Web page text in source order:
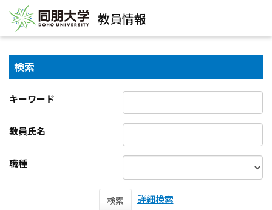
教員情報
検索
キーワード
教員氏名
職種
検索
詳細検索